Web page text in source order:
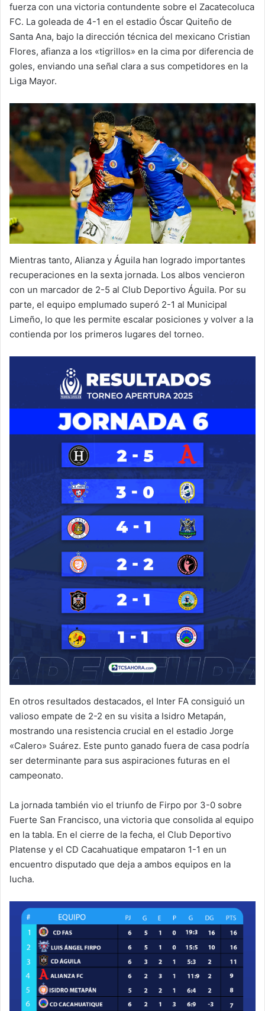
fuerza con una victoria contundente sobre el Zacatecoluca
FC. La goleada de 4-1 en el estadio Óscar Quiteño de
Santa Ana, bajo la dirección técnica del mexicano Cristian
Flores, afianza a los «tigrillos» en la cima por diferencia de
goles, enviando una señal clara a sus competidores en la
Liga Mayor.
Mientras tanto, Alianza y Águila han logrado importantes
recuperaciones en la sexta jornada. Los albos vencieron
con un marcador de 2-5 al Club Deportivo Águila. Por su
parte, el equipo emplumado superó 2-1 al Municipal
Limeño, lo que les permite escalar posiciones y volver a la
contienda por los primeros lugares del torneo.
En otros resultados destacados, el Inter FA consiguió un
valioso empate de 2-2 en su visita a Isidro Metapán,
mostrando una resistencia crucial en el estadio Jorge
«Calero» Suárez. Este punto ganado fuera de casa podría
ser determinante para sus aspiraciones futuras en el
campeonato.
La jornada también vio el triunfo de Firpo por 3-0 sobre
Fuerte San Francisco, una victoria que consolida al equipo
en la tabla. En el cierre de la fecha, el Club Deportivo
Platense y el CD Cacahuatique empataron 1-1 en un
encuentro disputado que deja a ambos equipos en la
lucha.